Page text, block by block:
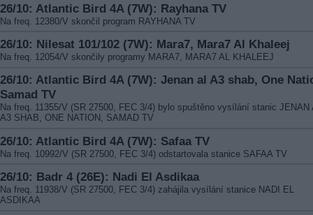
26/10: Atlantic Bird 4A (7W): Rayhana TV
Na freq. 12380/V skončil program RAYHANA TV
26/10: Nilesat 101/102 (7W): Mara7, Mara7 Al Khaleej
Na freq. 12054/V skončily programy MARA7, MARA7 AL KHALEEJ
26/10: Atlantic Bird 4A (7W): Jenan al A3 shab, One
Samad TV
Na freq. 11355/V (SR 27500, FEC 3/4) bylo spuštěno vysílání stanic JENAN
A3 SHAB, ONE NATION, SAMAD TV
26/10: Atlantic Bird 4A (7W): Safaa TV
Na freq. 10992/V (SR 27500, FEC 3/4) odstartovala stanice SAFAA TV
26/10: Badr 4 (26E): Nadi El Asdikaa
Na freq. 11938/V (SR 27500, FEC 3/4) zahájila vysílání stanice NADI EL
ASDIKAA